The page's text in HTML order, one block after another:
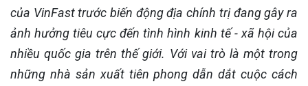
của VinFast trước biến động địa chính trị đang gây ra
ảnh hưởng tiêu cực đến tình hình kinh tế - xã hội của
nhiều quốc gia trên thế giới. Với vai trò là một trong
những nhà sản xuất tiên phong dẫn dắt cuộc cách